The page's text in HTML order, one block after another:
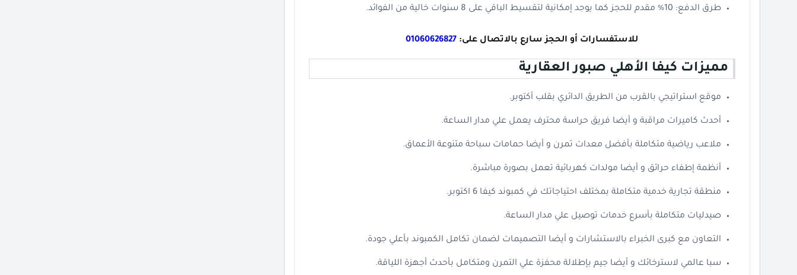
طرق الدفع: 10% مقدم للحجز كما يوجد إمكانية لتقسيط الباقي على 8 سنوات خالية من الفوائد.
للاستفسارات أو الحجز سارع بالاتصال على: 01060626827
مميزات كيفا الأهلي صبور العقارية
موقع استراتيجي بالقرب من الطريق الدائري بقلب أكتوبر.
أحدث كاميرات مراقبة و أيضا فريق حراسة محترف يعمل علي مدار الساعة.
ملاعب رياضية متكاملة بأفضل معدات تمرن و أيضا حمامات سباحة متنوعة الأعماق.
أنظمة إطفاء حرائق و أيضا مولدات كهربائية تعمل بصورة مباشرة.
منطقة تجارية خدمية متكاملة بمختلف احتياجاتك في كمبوند كيفا 6 اكتوبر.
صيدليات متكاملة بأسرع خدمات توصيل علي مدار الساعة.
التعاون مع كبرى الخبراء بالاستشارات و أيضا التصميمات لضمان تكامل الكمبوند بأعلي جودة.
سبا عالمي لاسترخائك و أيضا جيم بإطلالة محفزة علي التمرن ومتكامل بأحدث أجهزة اللياقة.